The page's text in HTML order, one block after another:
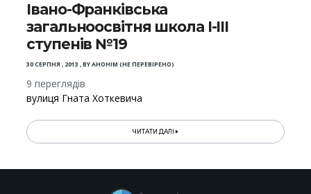
Івано-Франківська
загальноосвітня школа І-ІІІ
ступенів №19
30 СЕРПНЯ , 2013 ,BYАНОНІМ (НЕ ПЕРЕВІРЕНО)
9 переглядів
вулиця Гната Хоткевича
ЧИТАТИ ДАЛІ